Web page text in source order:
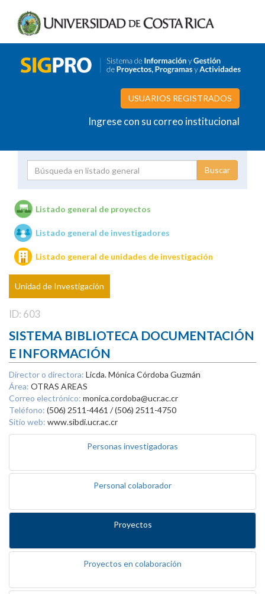
USUARIOS REGISTRADOS
Ingrese con su correo institucional
Unidades de investigación
Listado general de proyectos
Listado general de investigadores
Listado general de unidades de investigación
Unidad de Investigación
ID: 603
SISTEMA BIBLIOTECA DOCUMENTACIÓN
E INFORMACIÓN
Director o directora: Licda. Mónica Córdoba Guzmán
Área: OTRAS AREAS
Correo electrónico: monica.cordoba@ucr.ac.cr
Teléfono: (506) 2511-4461 / (506) 2511-4750
Sitio web: www.sibdi.ucr.ac.cr
Personas investigadoras
Personal colaborador
Proyectos
Proyectos en colaboración